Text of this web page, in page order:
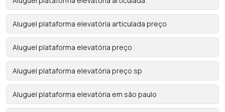
Aluguel plataforma elevatória articulada preço
Aluguel plataforma elevatória preço
Aluguel plataforma elevatória preço sp
Aluguel plataforma elevatória em são paulo